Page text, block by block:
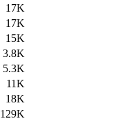
17K
17K
15K
3.8K
5.3K
11K
18K
129K